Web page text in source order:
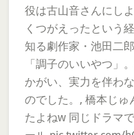
役は古山音さんにし
くつがえったという
知る劇作家・池田二
「調子のいいやつ」
かがい、実力を伴わ
のでした。, 橋本じゅ
たよねw 同じドラマ